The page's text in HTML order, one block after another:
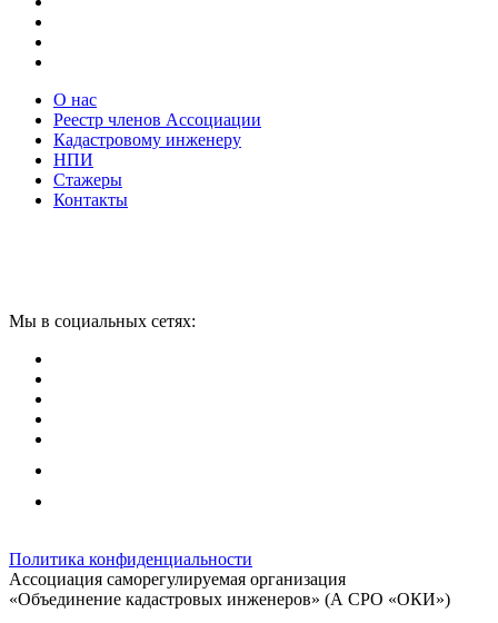
О нас
Реестр членов Ассоциации
Кадастровому инженеру
НПИ
Стажеры
Контакты
Мы в социальных сетях:
Политика конфиденциальности
Ассоциация саморегулируемая организация
«Объединение кадастровых инженеров» (А СРО «ОКИ»)